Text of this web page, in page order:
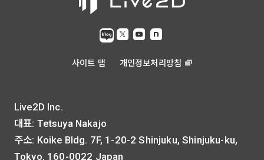
사이트 맵 개인정보처리방침
Live2D Inc.
대표: Tetsuya Nakajo
주소: Koike Bldg. 7F, 1-20-2 Shinjuku, Shinjuku-ku,
Tokyo, 160-0022 Japan